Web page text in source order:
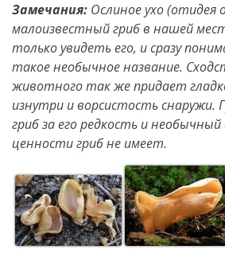
Замечания: Ослиное ухо (отидея
малоизвестный гриб в нашей
только увидеть его, и сразу
такое необычное название.
животного так же придает
изнутри и ворсистость снаружи.
гриб за его редкость и
ценности гриб не имеет.